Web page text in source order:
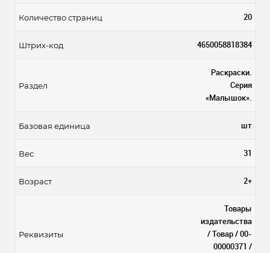
Количество страниц 20
Штрих-код 4650058818384
Раздел
Раскраски.
Серия
«Малышок».
Базовая единица шт
Вес 31
Возраст 2+
Реквизиты
Товары
издательства
/ Товар / 00-
00000371 /